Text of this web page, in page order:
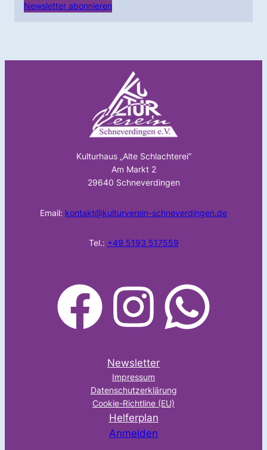
Newsletter abonnieren
Kulturhaus „Alte Schlachterei“
Am Markt 2
29640 Schneverdingen
Email: kontakt@kulturverein-schneverdingen.de
Tel.: +49 5193 517559
facebook Instagram WhatsApp
Newsletter
Impressum
Datenschutzerklärung
Cookie-Richtline (EU)
Helferplan
Anmelden